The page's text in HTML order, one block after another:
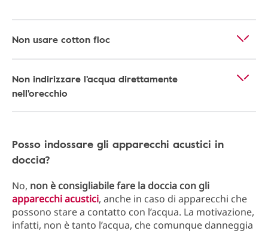
Non usare cotton fioc
Non indirizzare l'acqua direttamente
nell'orecchio
Posso indossare gli apparecchi acustici in
doccia?
No, non è consigliabile fare la doccia con gli
apparecchi acustici, anche in caso di apparecchi che
possono stare a contatto con l’acqua. La motivazione,
infatti, non è tanto l’acqua, che comunque danneggia